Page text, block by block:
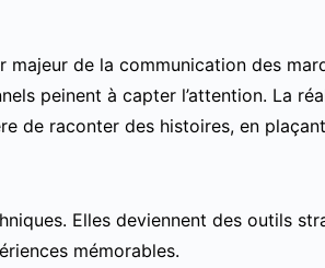
majeur de la communication des
peinent à capter l’attention. La
de raconter des histoires, en
Elles deviennent des outils
mémorables.